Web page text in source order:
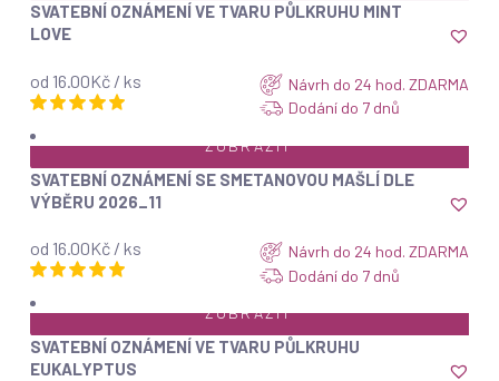
SVATEBNÍ OZNÁMENÍ VE TVARU PŮLKRUHU MINT
LOVE
od 16.00Kč / ks
Návrh do 24 hod. ZDARMA
Dodání do 7 dnů
ZOBRAZIT
SVATEBNÍ OZNÁMENÍ SE SMETANOVOU MAŠLÍ DLE
VÝBĚRU 2026_11
od 16.00Kč / ks
Návrh do 24 hod. ZDARMA
Dodání do 7 dnů
ZOBRAZIT
SVATEBNÍ OZNÁMENÍ VE TVARU PŮLKRUHU
EUKALYPTUS